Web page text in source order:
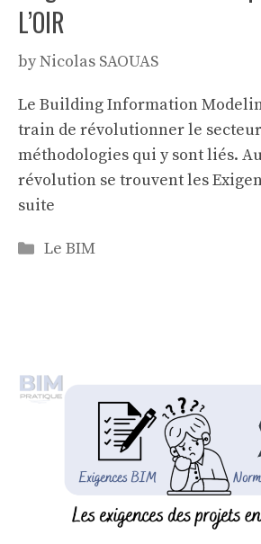
L’OIR
byNicolas SAOUAS
Le Building Information
train de révolutionner le secteur
méthodologies qui y sont liés.
révolution se trouvent les
suite
Categories
Le BIM